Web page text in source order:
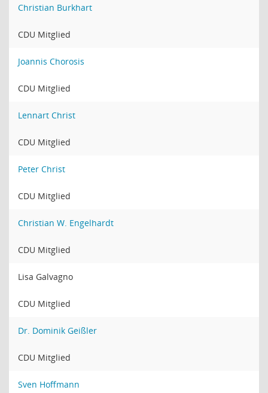
Christian Burkhart
CDU Mitglied
Joannis Chorosis
CDU Mitglied
Lennart Christ
CDU Mitglied
Peter Christ
CDU Mitglied
Christian W. Engelhardt
CDU Mitglied
Lisa Galvagno
CDU Mitglied
Dr. Dominik Geißler
CDU Mitglied
Sven Hoffmann